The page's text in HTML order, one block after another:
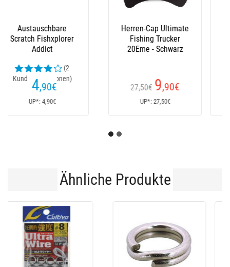
Stiefel Le Chameau
Kundenrezensionen)
170€ Ab 152
UP*: 170€
Latzhose Xm Ocean
235
UP*: 235€
Ähnliche Produkte